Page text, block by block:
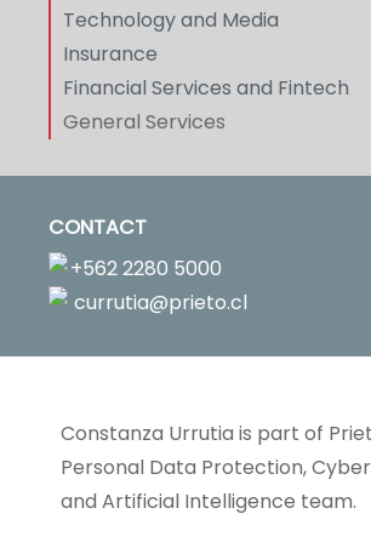
Technology and Media
Insurance
Financial Services and Fintech
General Services
CONTACT
+562 2280 5000
currutia@prieto.cl
Constanza Urrutia is part of
Personal Data Protection,
and Artificial Intelligence team.